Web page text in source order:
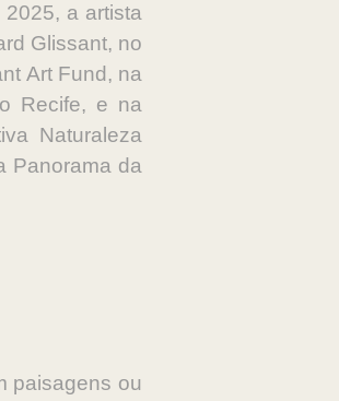
a artista
Glissant, no
Art Fund, na
Recife, e na
Naturaleza
Panorama da
paisagens ou